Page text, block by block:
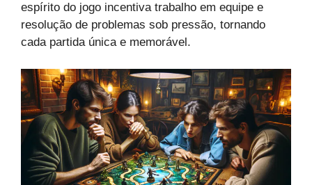
espírito do jogo incentiva trabalho em equipe e
resolução de problemas sob pressão, tornando
cada partida única e memorável.